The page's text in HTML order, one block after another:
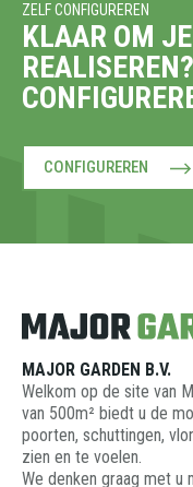
ZELF CONFIGUREREN
KLAAR OM
CONFIGUREREN
MAJOR GARDEN B.V.
Welkom op de site van
van 500m² biedt u de
poorten, schuttingen,
zien en te voelen.
We denken graag met u